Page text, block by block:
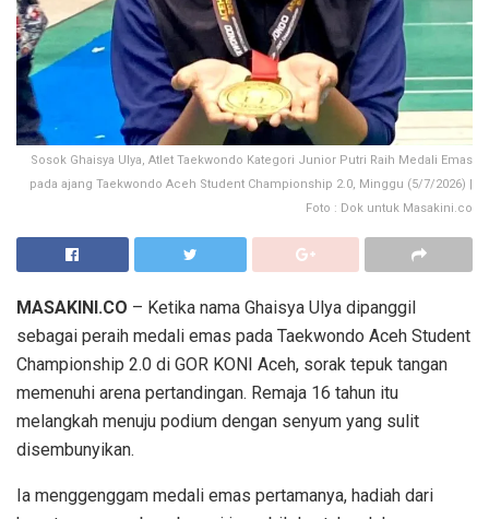
Sosok Ghaisya Ulya, Atlet Taekwondo Kategori Junior Putri Raih Medali Emas
pada ajang Taekwondo Aceh Student Championship 2.0, Minggu (5/7/2026) |
Foto : Dok untuk Masakini.co
MASAKINI.CO – Ketika nama Ghaisya Ulya dipanggil
sebagai peraih medali emas pada Taekwondo Aceh Student
Championship 2.0 di GOR KONI Aceh, sorak tepuk tangan
memenuhi arena pertandingan. Remaja 16 tahun itu
melangkah menuju podium dengan senyum yang sulit
disembunyikan.
Ia menggenggam medali emas pertamanya, hadiah dari